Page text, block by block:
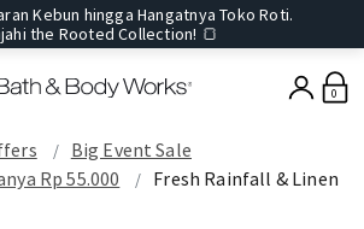
Kebun hingga Hangatnya Toko Roti.
the Rooted Collection! 🍞
0
Big Event Sale
Rp 55.000
Fresh Rainfall & Linen